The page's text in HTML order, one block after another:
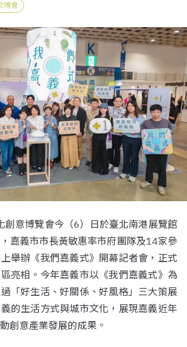
博會
創意博覽會今（6）日於臺北南港展覽館
嘉義市市長黃敏惠率市府團隊及14家參
舉辦《我們嘉義式》開幕記者會，正式
亮相。今年嘉義市以《我們嘉義式》為
「好生活、好關係、好風格」三大策展
的生活方式與城市文化，展現嘉義近年
創意產業發展的成果。